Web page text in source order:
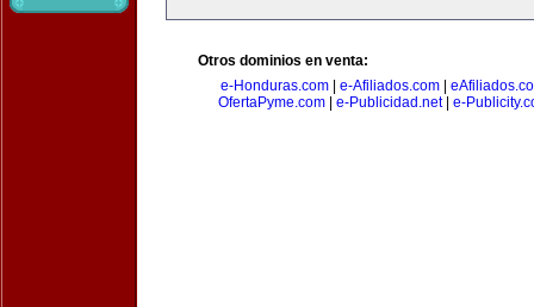
Otros dominios en venta:
e-Honduras.com| e-Afiliados.com|
OfertaPyme.com| e-Publicidad.net| e-